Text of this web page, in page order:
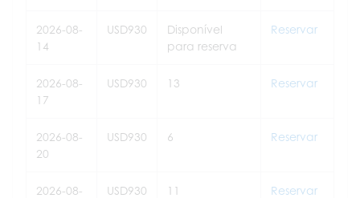
2026-08-
14
USD930
Disponível
para reserva
Reservar
2026-08-
17
USD930 13 Reservar
2026-08-
20
USD930 6 Reservar
2026-08-
USD930 11 Reservar